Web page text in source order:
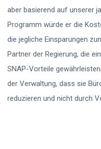
aber basierend auf unserer
Programm würde er die
die jegliche Einsparungen
Partner der Regierung, die
SNAP-Vorteile
der Verwaltung, dass sie
reduzieren und nicht durch